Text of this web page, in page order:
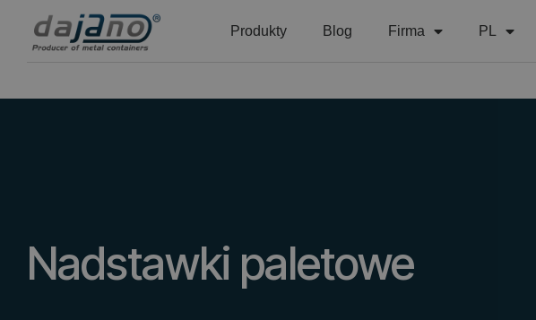
Produkty Blog Firma PL
Nadstawki paletowe